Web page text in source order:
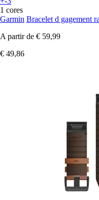
1 cores
Garmin Bracelet d gagement
A partir de € 59,99
€ 49,86